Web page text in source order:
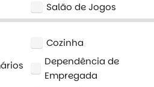
Salão de Jogos
Cozinha
Dependência de
Empregada